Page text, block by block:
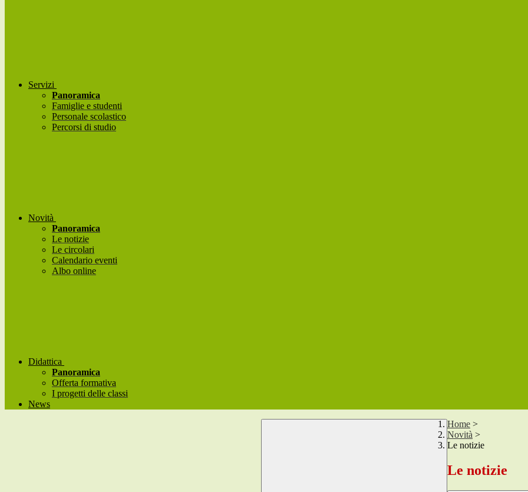
Servizi
Panoramica
Famiglie e studenti
Personale scolastico
Percorsi di studio
Novità
Panoramica
Le notizie
Le circolari
Calendario eventi
Albo online
Didattica
Panoramica
Offerta formativa
I progetti delle classi
News
Home >
Novità >
Le notizie
Le notizie